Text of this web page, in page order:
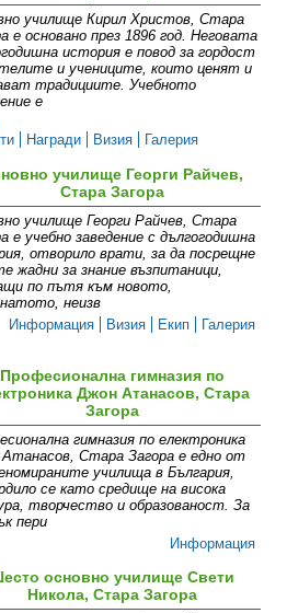
училище Кирил Христов, Стара
е основано през 1896 год. Неговата
история е повод за гордост
и учениците, които ценят и
традициите. Учебното
е
Награди Визия Галерия
училище Георги Райчев,
Стара Загора
училище Георги Райчев, Стара
е учебно заведение с дългогодишна
отворило врати, за да посрещне
жадни за знание възпитаници,
по пътя към новото,
неизв
Информация
Визия Екип Галерия
Професионална гимназия по
Джон Атанасов, Стара
Загора
гимназия по електроника
Стара Загора е едно от
училища в България,
се като средище на висока
творчество и образованост. За
пери
Информация
основно училище Свети
Никола, Стара Загора